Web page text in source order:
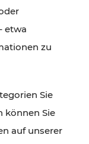
etwa
zu
Sie
können Sie
auf unserer